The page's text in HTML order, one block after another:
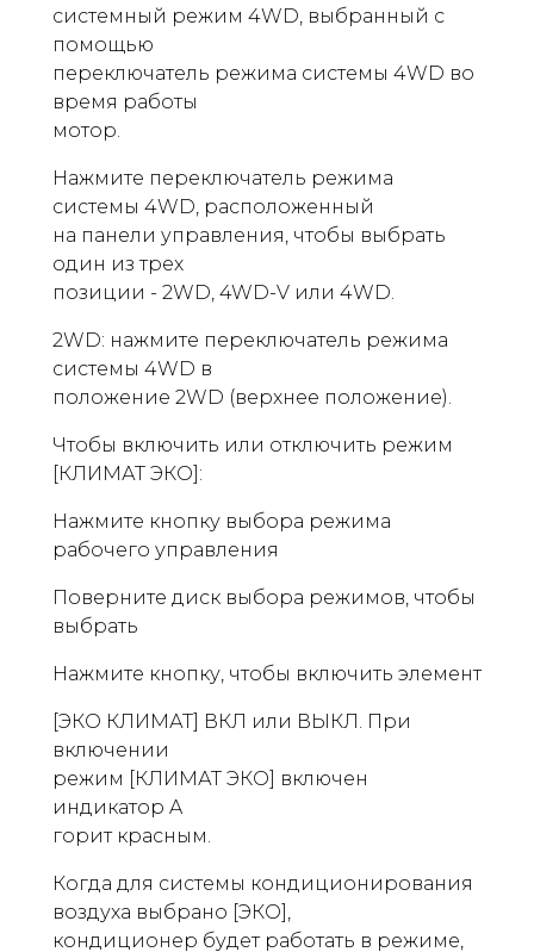
системный режим 4WD, выбранный с
помощью
переключатель режима системы 4WD во
время работы
мотор.
Нажмите переключатель режима
системы 4WD, расположенный
на панели управления, чтобы выбрать
один из трех
позиции - 2WD, 4WD-V или 4WD.
2WD: нажмите переключатель режима
системы 4WD в
положение 2WD (верхнее положение).
Чтобы включить или отключить режим
[КЛИМАТ ЭКО]:
Нажмите кнопку выбора режима
рабочего управления
Поверните диск выбора режимов, чтобы
выбрать
Нажмите кнопку, чтобы включить элемент
[ЭКО КЛИМАТ] ВКЛ или ВЫКЛ. При
включении
режим [КЛИМАТ ЭКО] включен
индикатор A
горит красным.
Когда для системы кондиционирования
воздуха выбрано [ЭКО],
кондиционер будет работать в режиме,